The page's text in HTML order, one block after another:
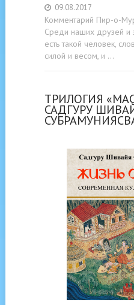
09.08.2017
Комментарий Пир-о-
Среди наших друзей и
есть такой человек,
силой и весом, и …
ТРИЛОГИЯ
САДГУРУ